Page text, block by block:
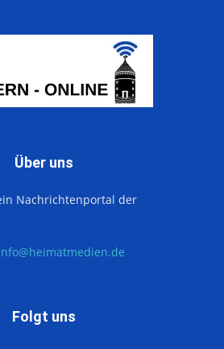
Über uns
Nachrichtenportal der
Folgt uns